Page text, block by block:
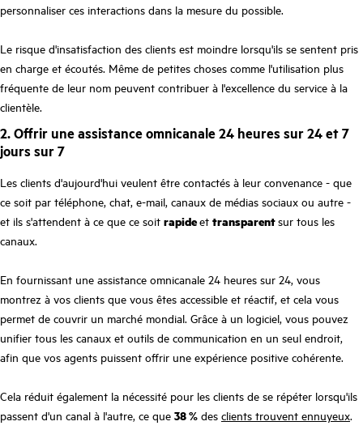
personnaliser ces interactions dans la mesure du possible.
Le risque d'insatisfaction des clients est moindre lorsqu'ils se sentent pris
en charge et écoutés. Même de petites choses comme l'utilisation plus
fréquente de leur nom peuvent contribuer à l'excellence du service à la
clientèle.
2. Offrir une assistance omnicanale 24 heures sur 24 et 7
jours sur 7
Les clients d'aujourd'hui veulent être contactés à leur convenance - que
ce soit par téléphone, chat, e-mail, canaux de médias sociaux ou autre -
et ils s'attendent à ce que ce soit rapideet transparentsur tous les
canaux.
En fournissant une assistance omnicanale 24 heures sur 24, vous
montrez à vos clients que vous êtes accessible et réactif, et cela vous
permet de couvrir un marché mondial. Grâce à un logiciel, vous pouvez
unifier tous les canaux et outils de communication en un seul endroit,
afin que vos agents puissent offrir une expérience positive cohérente.
Cela réduit également la nécessité pour les clients de se répéter lorsqu'ils
passent d'un canal à l'autre, ce que 38 % des clients trouvent ennuyeux.